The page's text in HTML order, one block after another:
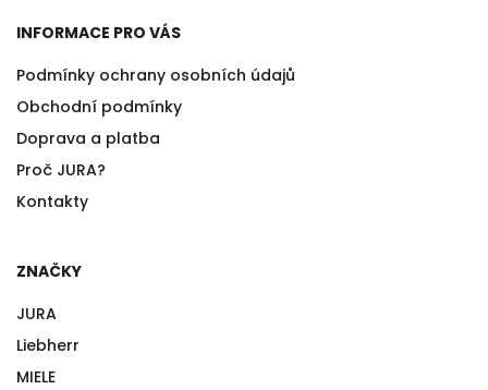
INFORMACE PRO VÁS
Podmínky ochrany osobních údajů
Obchodní podmínky
Doprava a platba
Proč JURA?
Kontakty
ZNAČKY
JURA
Liebherr
MIELE